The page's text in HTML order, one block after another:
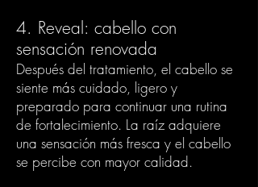
4. Reveal: cabello con
sensación renovada
Después del tratamiento, el cabello se
siente más cuidado, ligero y
preparado para continuar una rutina
de fortalecimiento. La raíz adquiere
una sensación más fresca y el cabello
se percibe con mayor calidad.